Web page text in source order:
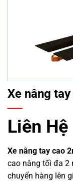
Xe nâng
Liên Hệ
Xe nâng tay cao
cao nâng tối đa 2
chuyển hàng lên